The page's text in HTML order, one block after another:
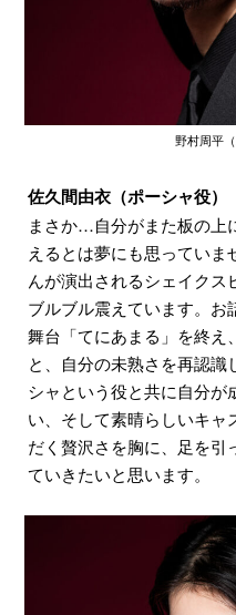
野村周平
佐久間由衣（ポーシャ役）
まさか…自分がまた板の上
えるとは夢にも思っていま
んが演出されるシェイクス
ブルブル震えています。
舞台「てにあまる」を終え
と、自分の未熟さを再認
シャという役と共に自分が
い、そして素晴らしいキャ
だく贅沢さを胸に、足を引
ていきたいと思います。